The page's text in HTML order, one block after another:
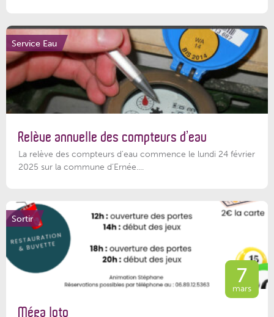
Service Eau
Relève annuelle des compteurs d’eau
La relève des compteurs d'eau commence le lundi 24 février
2025 sur la commune d’Ernée....
Sortir
7
mars
Méga loto